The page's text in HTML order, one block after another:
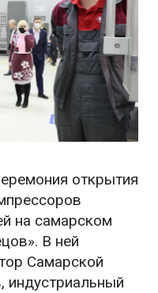
открытия
на самарском
В ней
Самарской
индустриальный